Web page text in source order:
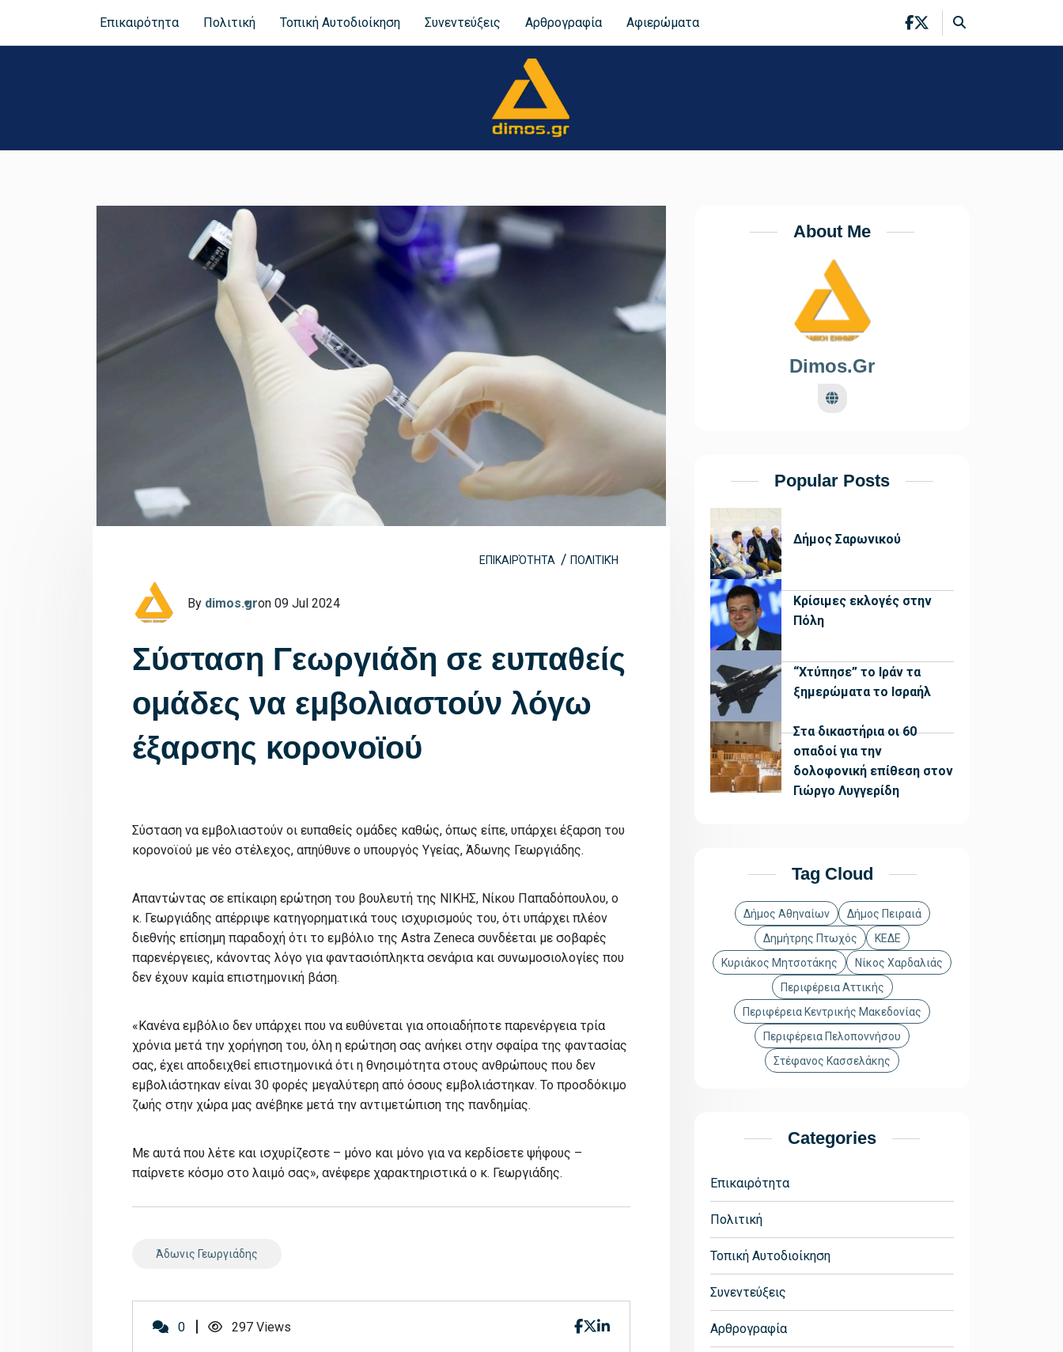
Επικαιρότητα Πολιτική Τοπική Αυτοδιοίκηση Συνεντεύξεις Αρθρογραφία Αφιερώματα
ΕΠΙΚΑΙΡΌΤΗΤΑ ΠΟΛΙΤΙΚΉ
By dimos.gron 09 Jul 2024
Σύσταση Γεωργιάδη σε ευπαθείς
ομάδες να εμβολιαστούν λόγω
έξαρσης κορονοϊού
Σύσταση να εμβολιαστούν οι ευπαθείς ομάδες καθώς, όπως είπε, υπάρχει έξαρση του
κορονοϊού με νέο στέλεχος, απηύθυνε ο υπουργός Υγείας, Άδωνης Γεωργιάδης.
Απαντώντας σε επίκαιρη ερώτηση του βουλευτή της ΝΙΚΗΣ, Νίκου Παπαδόπουλου, ο
κ. Γεωργιάδης απέρριψε κατηγορηματικά τους ισχυρισμούς του, ότι υπάρχει πλέον
διεθνής επίσημη παραδοχή ότι το εμβόλιο της Astra Zeneca συνδέεται με σοβαρές
παρενέργειες, κάνοντας λόγο για φαντασιόπληκτα σενάρια και συνωμοσιολογίες που
δεν έχουν καμία επιστημονική βάση.
«Κανένα εμβόλιο δεν υπάρχει που να ευθύνεται για οποιαδήποτε παρενέργεια τρία
χρόνια μετά την χορήγηση του, όλη η ερώτηση σας ανήκει στην σφαίρα της φαντασίας
σας, έχει αποδειχθεί επιστημονικά ότι η θνησιμότητα στους ανθρώπους που δεν
εμβολιάστηκαν είναι 30 φορές μεγαλύτερη από όσους εμβολιάστηκαν. Το προσδόκιμο
ζωής στην χώρα μας ανέβηκε μετά την αντιμετώπιση της πανδημίας.
Με αυτά που λέτε και ισχυρίζεστε – μόνο και μόνο για να κερδίσετε ψήφους –
παίρνετε κόσμο στο λαιμό σας», ανέφερε χαρακτηριστικά ο κ. Γεωργιάδης.
Άδωνις Γεωργιάδης
0 297 Views
About Me
Dimos.gr
Popular Posts
Δήμος Σαρωνικού
Κρίσιμες εκλογές στην
Πόλη
“Χτύπησε” το Ιράν τα
ξημερώματα το Ισραήλ
Στα δικαστήρια οι 60
οπαδοί για την
δολοφονική επίθεση στον
Γιώργο Λυγγερίδη
Tag Cloud
Δήμος Αθηναίων
Δήμος Πειραιά
Δημήτρης Πτωχός
ΚΕΔΕ
Κυριάκος Μητσοτάκης
Νίκος Χαρδαλιάς
Περιφέρεια Αττικής
Περιφέρεια Κεντρικής Μακεδονίας
Περιφέρεια Πελοποννήσου
Στέφανος Κασσελάκης
Categories
Επικαιρότητα
Πολιτική
Τοπική Αυτοδιοίκηση
Συνεντεύξεις
Αρθρογραφία